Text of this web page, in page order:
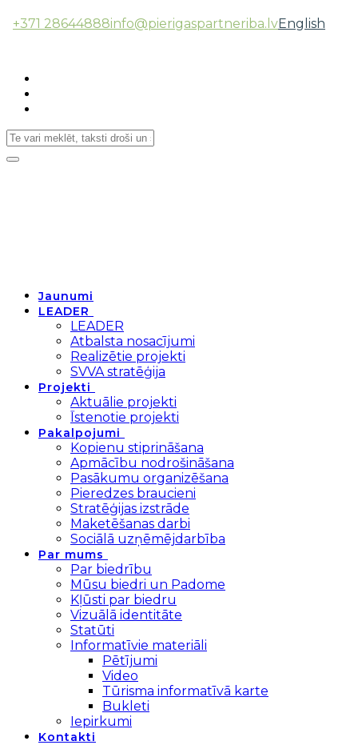
+371 28644888info@pierigaspartneriba.lvEnglish
Toggle
Jaunumi
LEADER
LEADER
Atbalsta nosacījumi
Realizētie projekti
SVVA stratēģija
Projekti
Aktuālie projekti
Īstenotie projekti
Pakalpojumi
Kopienu stiprināšana
Apmācību nodrošināšana
Pasākumu organizēšana
Pieredzes braucieni
Stratēģijas izstrāde
Maketēšanas darbi
Sociālā uzņēmējdarbība
Par mums
Par biedrību
Mūsu biedri un Padome
Kļūsti par biedru
Vizuālā identitāte
Statūti
Informatīvie materiāli
Pētījumi
Video
Tūrisma informatīvā karte
Bukleti
Iepirkumi
Kontakti